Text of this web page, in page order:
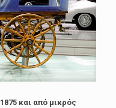
και από µικρός